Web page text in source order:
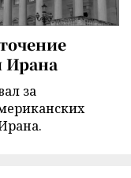
Ирана
за